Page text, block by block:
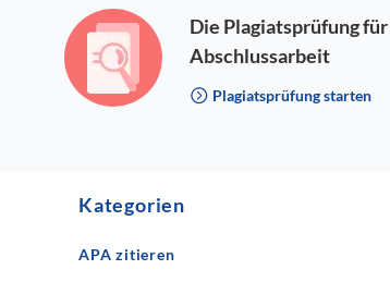
Die Plagiatsprüfung
Abschlussarbeit
Plagiatsprüfung starten
Kategorien
APA zitieren